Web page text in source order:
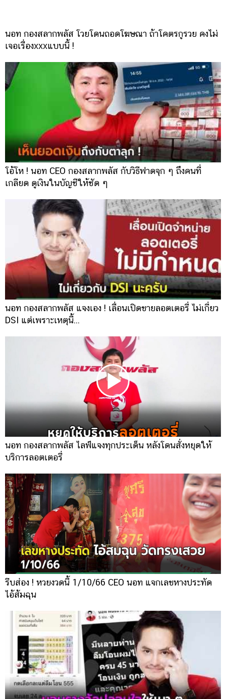
นอท กองสลากพลัส โวยโดนถอดโฆษณา ถ้าโคตรกูรวย คงไม่
เจอเรื่องxxxแบบนี้ !
โอ้โห ! นอท CEO กองสลากพลัส กับวิธีฟาดจุก ๆ ถึงคนที่
เกลียด ดูเงินในบัญชีให้ชัด ๆ
นอท กองสลากพลัส แจงเอง ! เลื่อนเปิดขายลอตเตอรี่ ไม่เกี่ยว
DSI แต่เพราะเหตุนี้...
นอท กองสลากพลัส ไลฟ์แจงทุกประเด็น หลังโดนสั่งหยุดให้
บริการลอตเตอรี่
รีบส่อง ! หวยงวดนี้ 1/10/66 CEO นอท แจกเลขหางประทัด
ไอ้ส้มฉุน